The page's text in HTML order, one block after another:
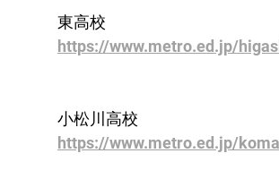
東高校
https://www.metro.ed.jp/
小松川高校
https://www.metro.ed.jp/